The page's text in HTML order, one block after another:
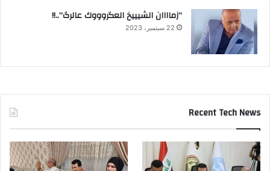
“زماااان الشيييخ العگروووك عالرگ”..!!
22 سبتمبر، 2023
Recent Tech News